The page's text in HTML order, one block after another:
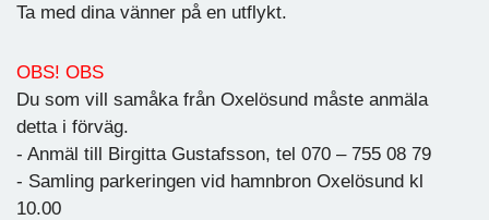
Ta med dina vänner på en utflykt.
OBS! OBS
Du som vill samåka från Oxelösund måste anmäla
detta i förväg.
- Anmäl till Birgitta Gustafsson, tel 070 – 755 08 79
- Samling parkeringen vid hamnbron Oxelösund kl
10.00